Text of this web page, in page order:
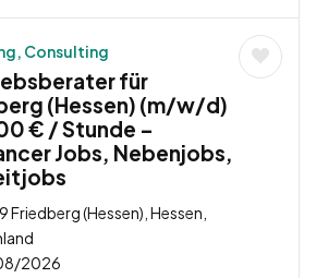
Consulting
für
(Hessen) (m/w/d)
€ / Stunde –
Jobs, Nebenjobs,
Friedberg (Hessen), Hessen,
2026